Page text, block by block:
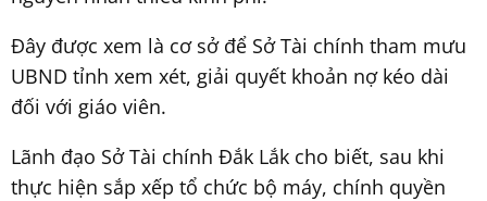
Đây được xem là cơ sở để Sở Tài chính tham mưu
UBND tỉnh xem xét, giải quyết khoản nợ kéo dài
đối với giáo viên.
Lãnh đạo Sở Tài chính Đắk Lắk cho biết, sau khi
thực hiện sắp xếp tổ chức bộ máy, chính quyền